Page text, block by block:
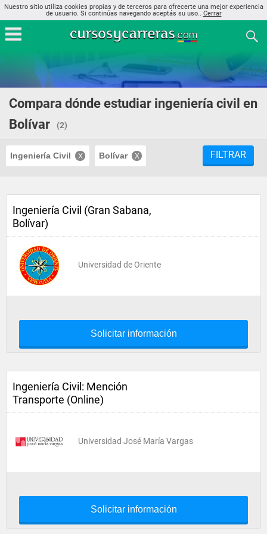
Nuestro sitio utiliza cookies propias y de terceros para ofrecerte una mejor experiencia
de usuario. Si continúas navegando aceptás su uso.. Cerrar
Compara dónde estudiar ingeniería civil en
Bolívar
(2)
Ingeniería Civil Bolívar FILTRAR
Ingeniería Civil (Gran Sabana,
Bolívar)
Universidad de Oriente
Solicitar información
Ingeniería Civil: Mención
Transporte (Online)
Universidad José María Vargas
Solicitar información